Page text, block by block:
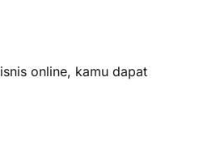
online, kamu dapat